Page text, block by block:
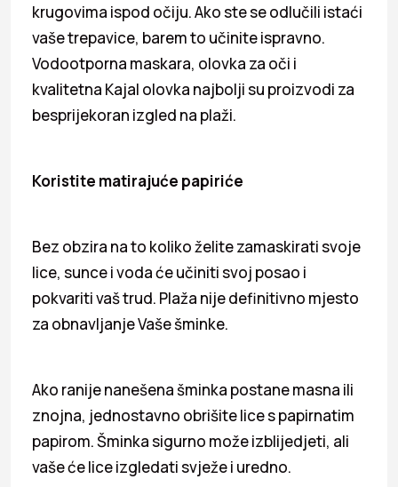
krugovima ispod očiju. Ako ste se odlučili istaći
vaše trepavice, barem to učinite ispravno.
Vodootporna maskara, olovka za oči i
kvalitetna Kajal olovka najbolji su proizvodi za
besprijekoran izgled na plaži.
Koristite matirajuće papiriće
Bez obzira na to koliko želite zamaskirati svoje
lice, sunce i voda će učiniti svoj posao i
pokvariti vaš trud. Plaža nije definitivno mjesto
za obnavljanje Vaše šminke.
Ako ranije nanešena šminka postane masna ili
znojna, jednostavno obrišite lice s papirnatim
papirom. Šminka sigurno može izblijedjeti, ali
vaše će lice izgledati svježe i uredno.